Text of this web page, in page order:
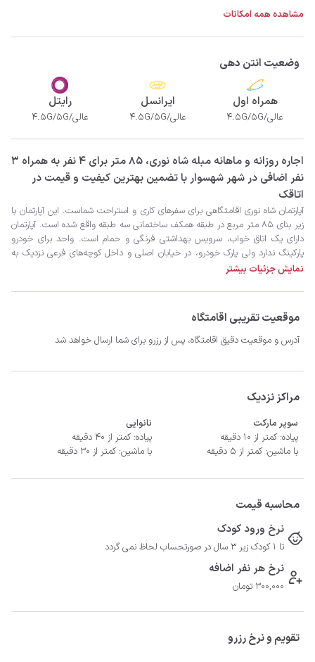
مشاهده همه امکانات
وضعیت انتن دهی
همراه اول
عالی/4.5G/5G
ایرانسل
عالی/4.5G/5G
رایتل
عالی/4.5G/5G
‫‫اجاره روزانه و ماهانه مبله شاه نوری، 85 متر برای 4 نفر به همراه 3
نفر اضافی در شهر شهسوار با تضمین بهترین کیفیت و قیمت در
اتاقک
نمایش جزئیات بیشتر
موقعیت تقریبی اقامتگاه
آدرس و موقعیت دقیق اقامتگاه، پس از رزرو برای شما ارسال خواهد شد
مراکز نزدیک
سوپر مارکت
پیاده: کمتر از 10 دقیقه
با ماشین: کمتر از 5 دقیقه
نانوایی
پیاده: کمتر از 40 دقیقه
با ماشین: کمتر از 30 دقیقه
محاسبه قیمت
نرخ ورود کودک
تا 1 کودک زیر 3 سال در صورتحساب لحاظ نمی گردد
نرخ هر نفر اضافه
300,000 تومان
تقویم و نرخ رزرو